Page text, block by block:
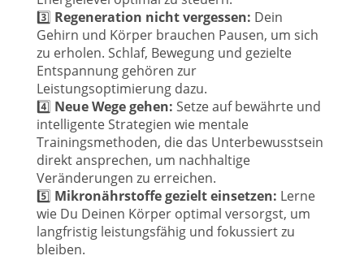
3️⃣ Regeneration nicht vergessen: Dein
Gehirn und Körper brauchen Pausen, um sich
zu erholen. Schlaf, Bewegung und gezielte
Entspannung gehören zur
Leistungsoptimierung dazu.
4️⃣ Neue Wege gehen: Setze auf bewährte und
intelligente Strategien wie mentale
Trainingsmethoden, die das Unterbewusstsein
direkt ansprechen, um nachhaltige
Veränderungen zu erreichen.
5️⃣ Mikronährstoffe gezielt einsetzen: Lerne
wie Du Deinen Körper optimal versorgst, um
langfristig leistungsfähig und fokussiert zu
bleiben.